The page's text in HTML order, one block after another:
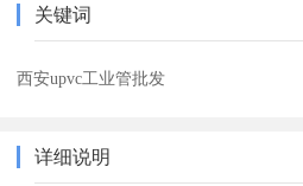
关键词
西安upvc工业管批发
详细说明